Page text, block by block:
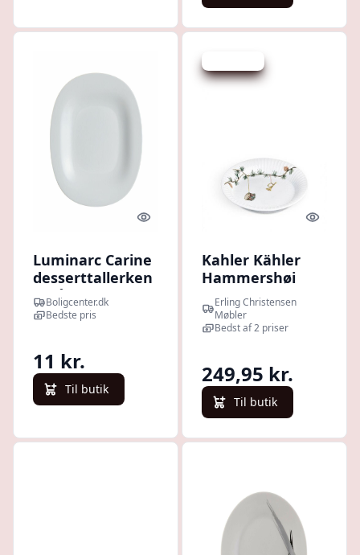
Quick look
Luminarc Carine
desserttallerken
- grå glas, Ø 19,5
cm
Boligcenter.dk
Bedste pris
11 kr.
Til butik
Quick
Kahler Kähler
Hammershøi
Christmas -
Tallerken - Ø19
cm. : Erling
Møbler : Erling
Christensen
Møbler
Erling Christensen
Møbler
Bedst af 2 priser
249,95 kr.
Til butik